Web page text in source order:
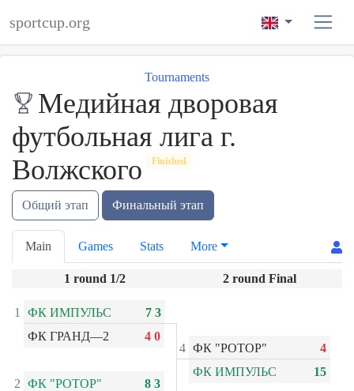
sportcup.org
Tournaments
Медийная дворовая
футбольная лига г.
Волжского
Finished
Общий этап Финальный этап
Main Games Stats More
1 round 1/2
1 ФК ИМПУЛЬС 7 3
ФК ГРАНД—2
4 0
2 ФК "РОТОР" 8 3
2 round Final
4 ФК "РОТОР"
4
ФК ИМПУЛЬС
15